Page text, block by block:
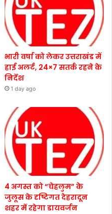
भारी वर्षा को लेकर उत्तराखंड में
हाई अलर्ट, 24×7 सतर्क रहने के
निर्देश
1 day ago
4 अगस्त को “चेहलुम” के
जुलूस के दृष्टिगत देहरादून
शहर में रहेगा डायवर्जन